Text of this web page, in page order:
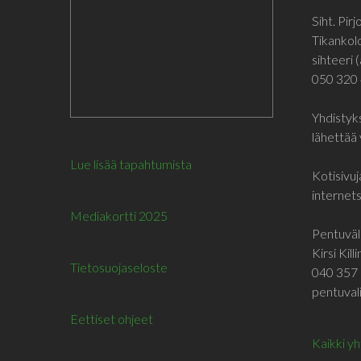
Lue lisää tapahtumista
Mediakortti 2025
Tietosuojaseloste
Eettiset ohjeet
Siht.
sihteeri
050 320
lähettää
Kirsi
040 357
Kaikki